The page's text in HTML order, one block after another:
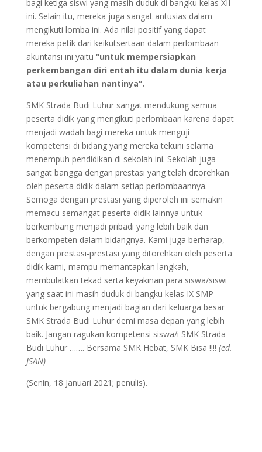
bagi ketiga siswi yang masih duduk di bangku kelas XII
ini. Selain itu, mereka juga sangat antusias dalam
mengikuti lomba ini. Ada nilai positif yang dapat
mereka petik dari keikutsertaan dalam perlombaan
akuntansi ini yaitu “untuk mempersiapkan
perkembangan diri entah itu dalam dunia kerja
atau perkuliahan nantinya”.
SMK Strada Budi Luhur sangat mendukung semua
peserta didik yang mengikuti perlombaan karena dapat
menjadi wadah bagi mereka untuk menguji
kompetensi di bidang yang mereka tekuni selama
menempuh pendidikan di sekolah ini. Sekolah juga
sangat bangga dengan prestasi yang telah ditorehkan
oleh peserta didik dalam setiap perlombaannya.
Semoga dengan prestasi yang diperoleh ini semakin
memacu semangat peserta didik lainnya untuk
berkembang menjadi pribadi yang lebih baik dan
berkompeten dalam bidangnya. Kami juga berharap,
dengan prestasi-prestasi yang ditorehkan oleh peserta
didik kami, mampu memantapkan langkah,
membulatkan tekad serta keyakinan para siswa/siswi
yang saat ini masih duduk di bangku kelas IX SMP
untuk bergabung menjadi bagian dari keluarga besar
SMK Strada Budi Luhur demi masa depan yang lebih
baik. Jangan ragukan kompetensi siswa/i SMK Strada
Budi Luhur ……. Bersama SMK Hebat, SMK Bisa !!!! (ed.
JSAN)
(Senin, 18 Januari 2021; penulis).